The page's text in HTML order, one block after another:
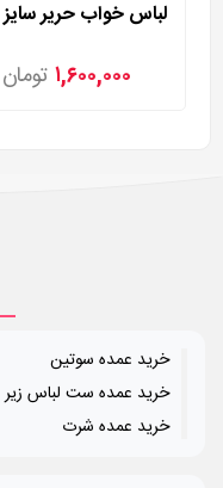
۱,۶۰۰,۰۰۰ تومان
خرید عمده سوتین
خرید عمده ست لباس زیر
خرید عمده شرت